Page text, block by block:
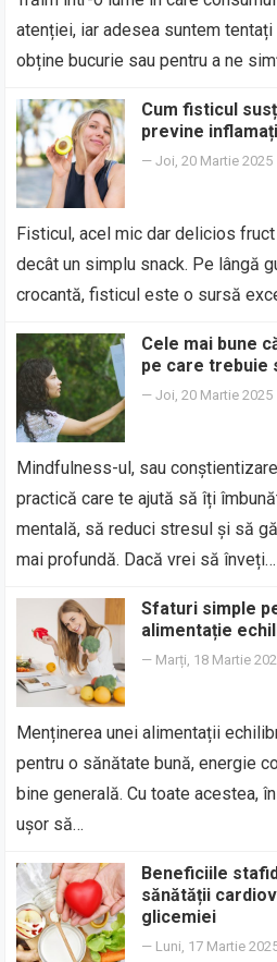
atenției, iar adesea suntem
obține bucurie sau pentru a ne
Cum fisticul
previne
—Joi, 20 Martie 2025
Fisticul, acel mic dar delicios
decât un simplu snack. Pe lângă
crocantă, fisticul este o sursă
Cele mai bune
pe care trebuie
—Joi, 20 Martie 2025
Mindfulness-ul, sau
practică care te ajută să îți
mentală, să reduci stresul și să
mai profundă. Dacă vrei să înveți…
Sfaturi simple
alimentație
— Marți, 18 Martie
Menținerea unei alimentații
pentru o sănătate bună, energie
bine generală. Cu toate acestea,
ușor să…
Beneficiile
sănătății
glicemiei
— Luni, 17 Martie